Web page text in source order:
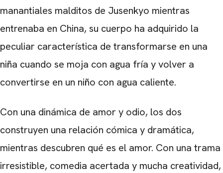
manantiales malditos de Jusenkyo mientras
entrenaba en China, su cuerpo ha adquirido la
peculiar característica de transformarse en una
niña cuando se moja con agua fría y volver a
convertirse en un niño con agua caliente.
Con una dinámica de amor y odio, los dos
construyen una relación cómica y dramática,
mientras descubren qué es el amor. Con una trama
irresistible, comedia acertada y mucha creatividad,